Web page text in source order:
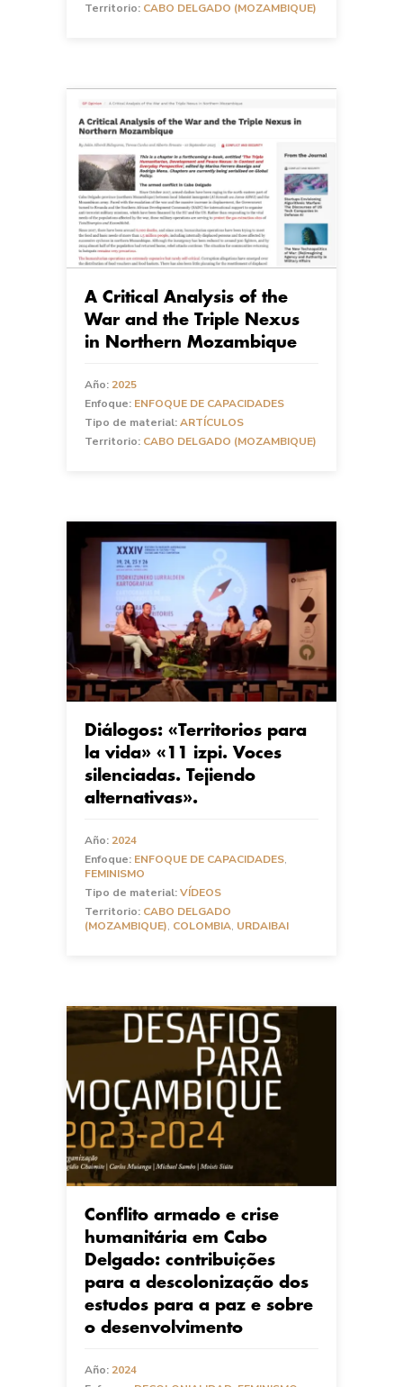
Territorio: CABO DELGADO (MOZAMBIQUE)
A Critical Analysis of the
War and the Triple Nexus
in Northern Mozambique
Año: 2025
Enfoque: ENFOQUE DE CAPACIDADES
Tipo de material:ARTÍCULOS
Territorio: CABO DELGADO (MOZAMBIQUE)
Diálogos: «Territorios para
la vida» «11 izpi. Voces
silenciadas. Tejiendo
alternativas».
Año: 2024
Enfoque: ENFOQUE DE CAPACIDADES,
FEMINISMO
Tipo de material:VÍDEOS
Territorio: CABO DELGADO
(MOZAMBIQUE), COLOMBIA, URDAIBAI
Conflito armado e crise
humanitária em Cabo
Delgado: contribuições
para a descolonização dos
estudos para a paz e sobre
o desenvolvimento
Año: 2024